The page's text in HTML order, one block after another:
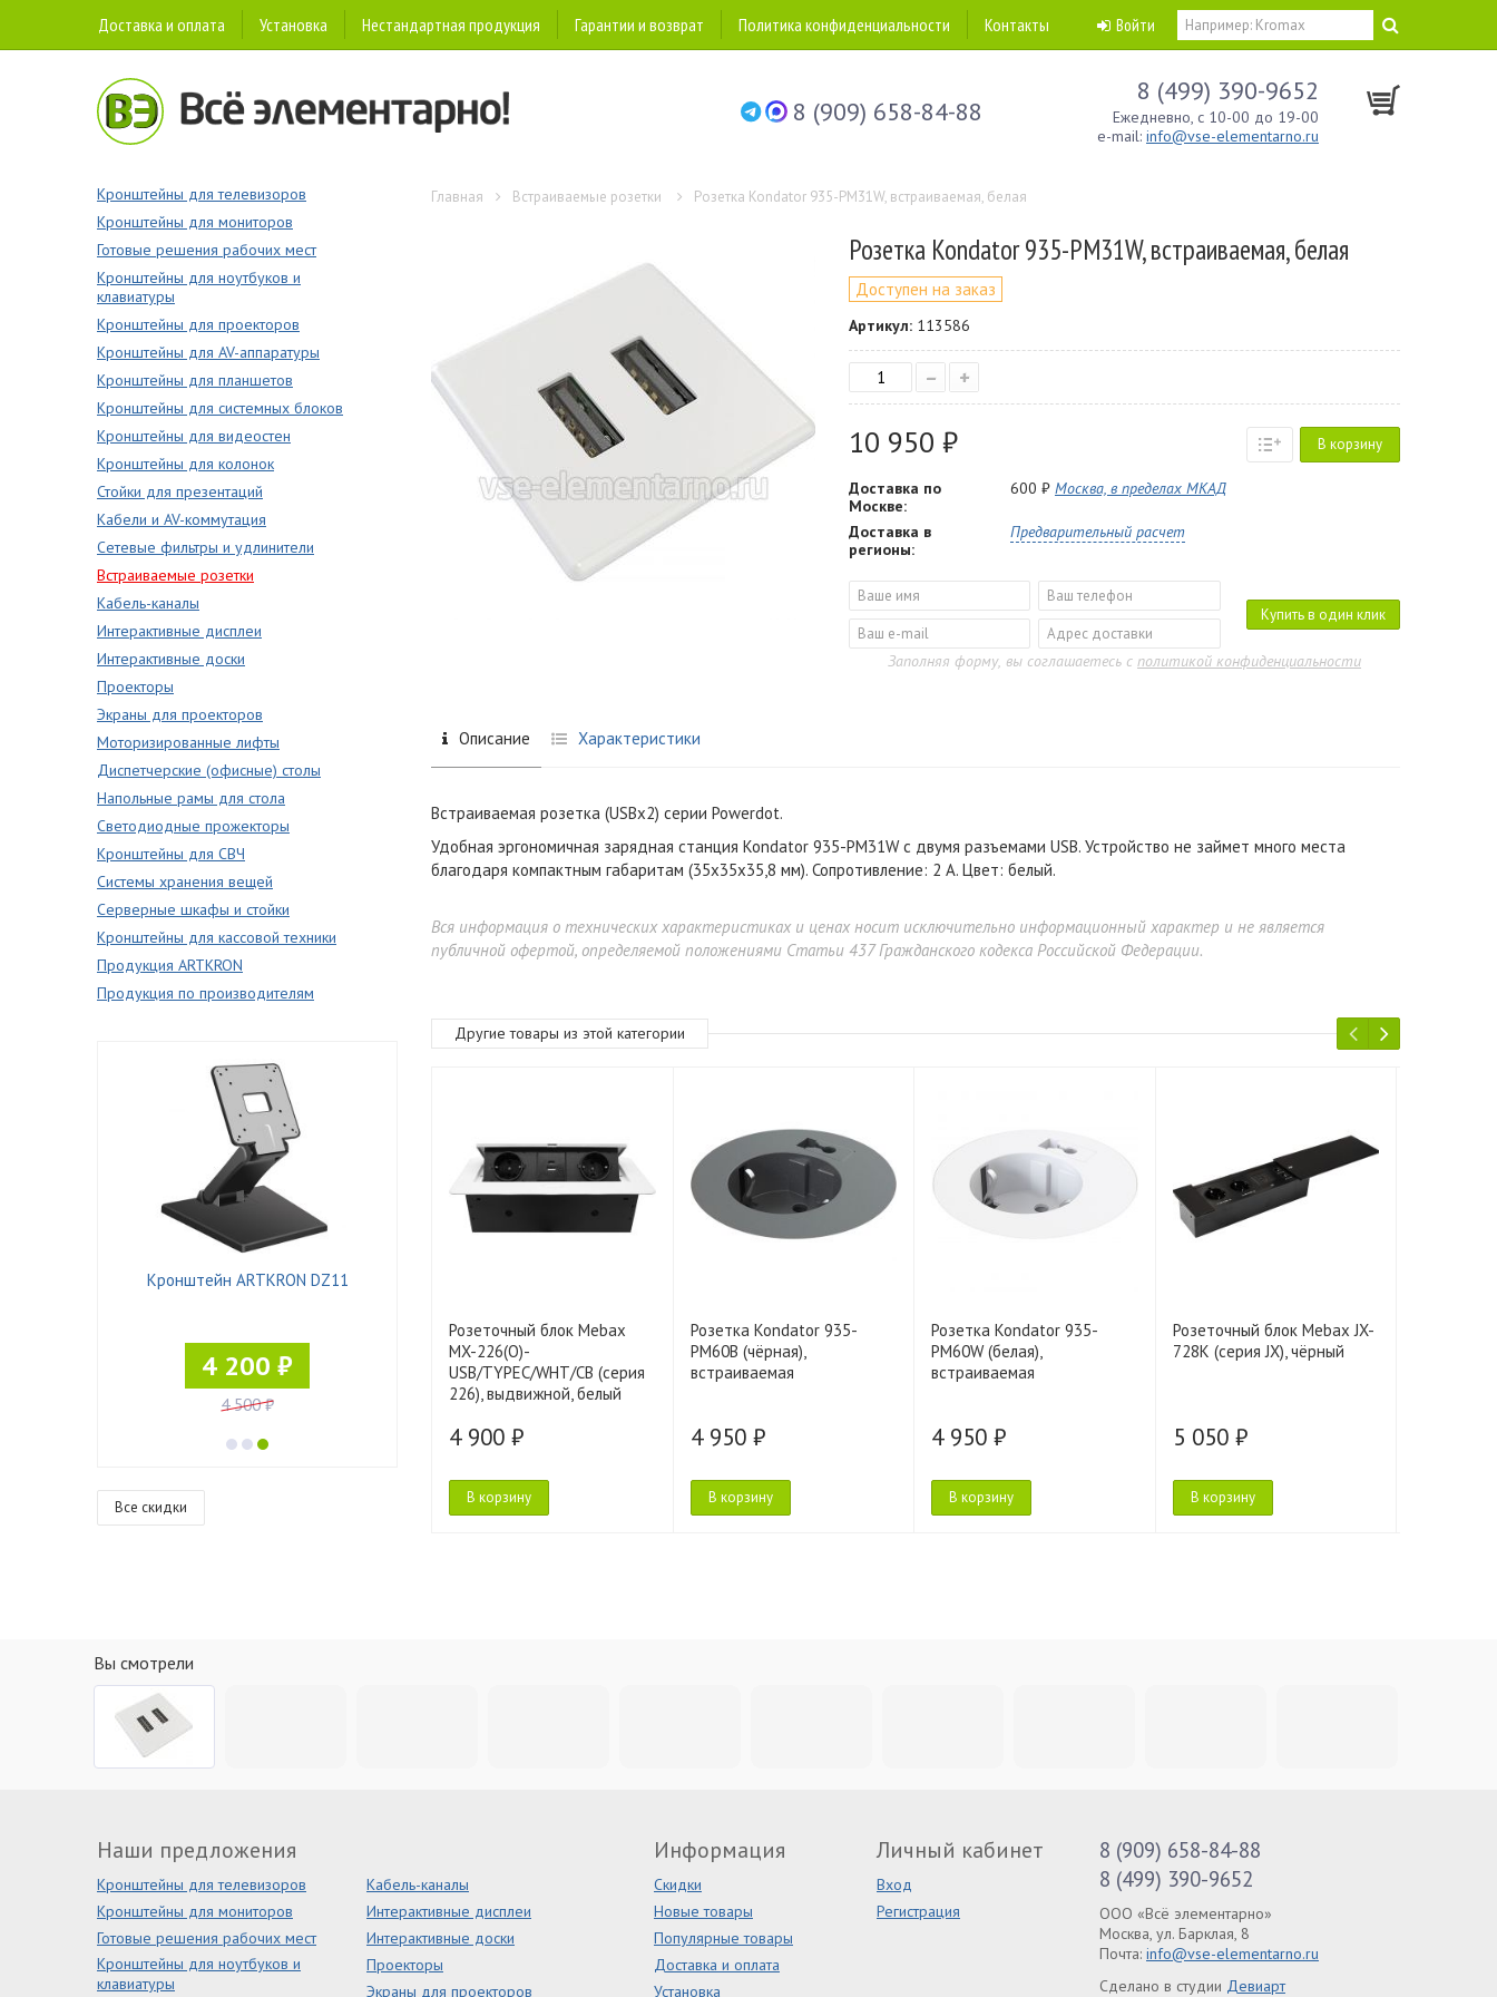
Доставка и оплата Установка Нестандартная продукция Гарантии и возврат Политика конфиденциальности Контакты Войти
8 (909) 658-84-88
8 (499) 390-9652
Ежедневно, с 10-00 до 19-00
e-mail: info@vse-elementarno.ru
Кронштейны для телевизоров
Кронштейны для мониторов
Готовые решения рабочих мест
Кронштейны для ноутбуков и
клавиатуры
Кронштейны для проекторов
Кронштейны для AV-аппаратуры
Кронштейны для планшетов
Кронштейны для системных блоков
Кронштейны для видеостен
Кронштейны для колонок
Стойки для презентаций
Кабели и AV-коммутация
Сетевые фильтры и удлинители
Встраиваемые розетки
Кабель-каналы
Интерактивные дисплеи
Интерактивные доски
Проекторы
Экраны для проекторов
Моторизированные лифты
Диспетчерские (офисные) столы
Напольные рамы для стола
Светодиодные прожекторы
Кронштейны для СВЧ
Системы хранения вещей
Серверные шкафы и стойки
Кронштейны для кассовой техники
Продукция ARTKRON
Продукция по производителям
Кронштейн ARTKRON DZ11
4 200 ₽
4 500 ₽
12 500 ₽
19 900 ₽
Все скидки
Главная Встраиваемые розетки Розетка Kondator 935-PM31W, встраиваемая, белая
Розетка Kondator 935-PM31W, встраиваемая, белая
Доступен на заказ
Артикул: 113586
– +
10 950 ₽ В корзину
Доставка по
Москве:
600 ₽ Москва, в пределах МКАД
Доставка в
регионы:
Предварительный расчет
Купить в один клик
Заполняя форму, вы соглашаетесь с политикой конфиденциальности
Описание Характеристики
Встраиваемая розетка (USBx2) серии Powerdot.
Удобная эргономичная зарядная станция Kondator 935-PM31W с двумя разъемами USB. Устройство не займет много места
благодаря компактным габаритам (35х35х35,8 мм). Сопротивление: 2 А. Цвет: белый.
Вся информация о технических характеристиках и ценах носит исключительно информационный характер и не является
публичной офертой, определяемой положениями Статьи 437 Гражданского кодекса Российской Федерации.
Другие товары из этой категории
Розеточный блок Mebax
MX-226(O)-
USB/TYPEC/WHT/CB (серия
226), выдвижной, белый
4 900 ₽
В корзину
Розетка Kondator 935-
PM60B (чёрная),
встраиваемая
4 950 ₽
В корзину
Розетка Kondator 935-
PM60W (белая),
встраиваемая
4 950 ₽
В корзину
Розеточный блок Mebax JX-
728K (серия JX), чёрный
5 050 ₽
В корзину
Вы смотрели
Наши предложения
Кронштейны для телевизоров
Кронштейны для мониторов
Готовые решения рабочих мест
Кронштейны для ноутбуков и
клавиатуры
Кабель-каналы
Интерактивные дисплеи
Интерактивные доски
Проекторы
Экраны для проекторов
Информация
Скидки
Новые товары
Популярные товары
Доставка и оплата
Установка
Личный кабинет
Вход
Регистрация
8 (909) 658-84-88
8 (499) 390-9652
ООО «Всё элементарно»
Москва, ул. Барклая, 8
Почта: info@vse-elementarno.ru
Сделано в студии Девиарт